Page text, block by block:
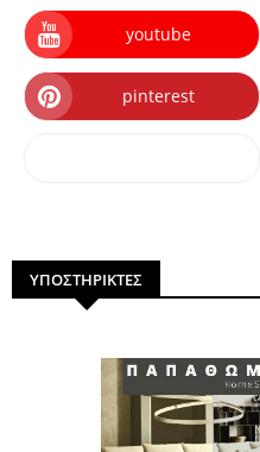
youtube
pinterest
ΥΠΟΣΤΗΡΙΚΤΕΣ